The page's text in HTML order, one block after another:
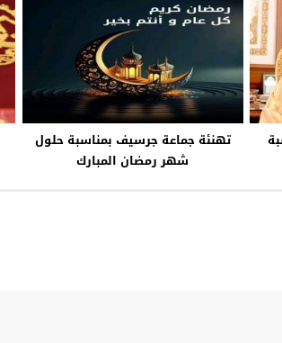
تهنئة جماعة جرسيف بمناسبة حلول
شهر رمضان المبارك